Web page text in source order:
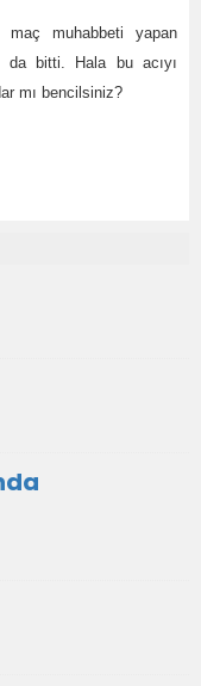
maç muhabbeti yapan
da bitti. Hala bu acıyı
mı bencilsiniz?